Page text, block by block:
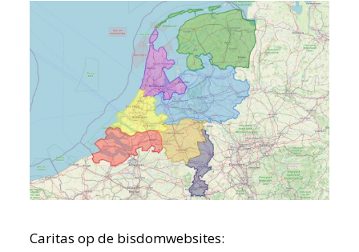
Caritas op de bisdomwebsites: